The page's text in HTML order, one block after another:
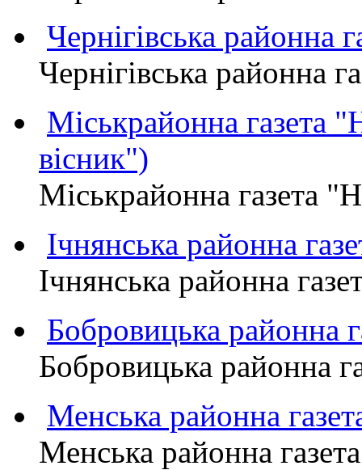
Чернігівська
Чернігівська
Міськрайонна
вісник")
Міськрайонна газета
Ічнянська районна
Ічнянська районна
Бобровицька
Бобровицька
Менська районна
Менська районна